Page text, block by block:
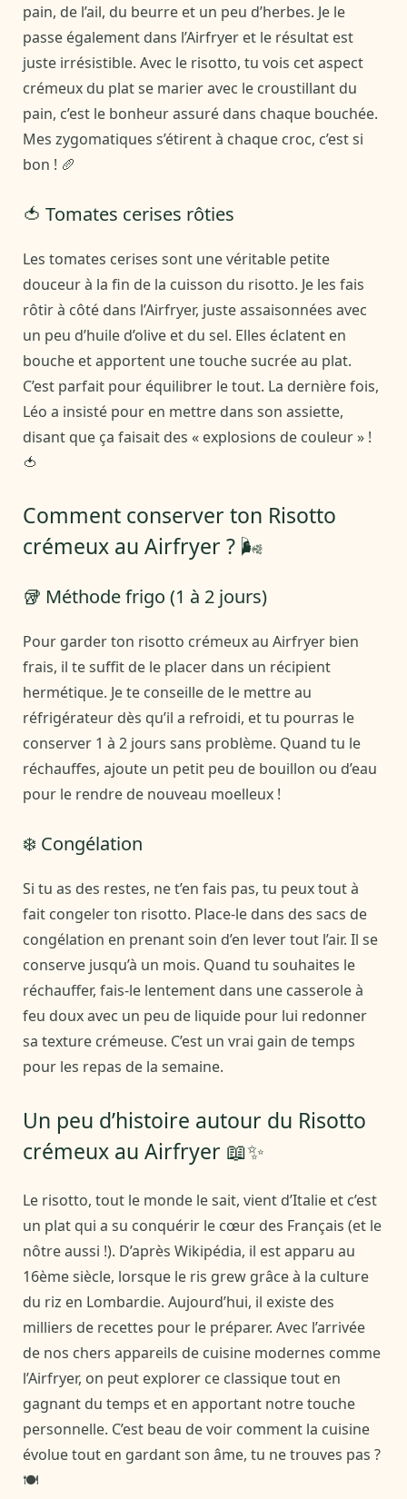
pain, de l’ail, du beurre et un peu d’herbes. Je le
passe également dans l’Airfryer et le résultat est
juste irrésistible. Avec le risotto, tu vois cet aspect
crémeux du plat se marier avec le croustillant du
pain, c’est le bonheur assuré dans chaque bouchée.
Mes zygomatiques s’étirent à chaque croc, c’est si
bon ! 🥖
🍅 Tomates cerises rôties
Les tomates cerises sont une véritable petite
douceur à la fin de la cuisson du risotto. Je les fais
rôtir à côté dans l’Airfryer, juste assaisonnées avec
un peu d’huile d’olive et du sel. Elles éclatent en
bouche et apportent une touche sucrée au plat.
C’est parfait pour équilibrer le tout. La dernière fois,
Léo a insisté pour en mettre dans son assiette,
disant que ça faisait des « explosions de couleur » !
🍅
Comment conserver ton Risotto
crémeux au Airfryer ? 🌬️
🥡 Méthode frigo (1 à 2 jours)
Pour garder ton risotto crémeux au Airfryer bien
frais, il te suffit de le placer dans un récipient
hermétique. Je te conseille de le mettre au
réfrigérateur dès qu’il a refroidi, et tu pourras le
conserver 1 à 2 jours sans problème. Quand tu le
réchauffes, ajoute un petit peu de bouillon ou d’eau
pour le rendre de nouveau moelleux !
❄️ Congélation
Si tu as des restes, ne t’en fais pas, tu peux tout à
fait congeler ton risotto. Place-le dans des sacs de
congélation en prenant soin d’en lever tout l’air. Il se
conserve jusqu’à un mois. Quand tu souhaites le
réchauffer, fais-le lentement dans une casserole à
feu doux avec un peu de liquide pour lui redonner
sa texture crémeuse. C’est un vrai gain de temps
pour les repas de la semaine.
Un peu d’histoire autour du Risotto
crémeux au Airfryer 📖✨
Le risotto, tout le monde le sait, vient d’Italie et c’est
un plat qui a su conquérir le cœur des Français (et le
nôtre aussi !). D’après Wikipédia, il est apparu au
16ème siècle, lorsque le ris grew grâce à la culture
du riz en Lombardie. Aujourd’hui, il existe des
milliers de recettes pour le préparer. Avec l’arrivée
de nos chers appareils de cuisine modernes comme
l’Airfryer, on peut explorer ce classique tout en
gagnant du temps et en apportant notre touche
personnelle. C’est beau de voir comment la cuisine
évolue tout en gardant son âme, tu ne trouves pas ?
🍽️